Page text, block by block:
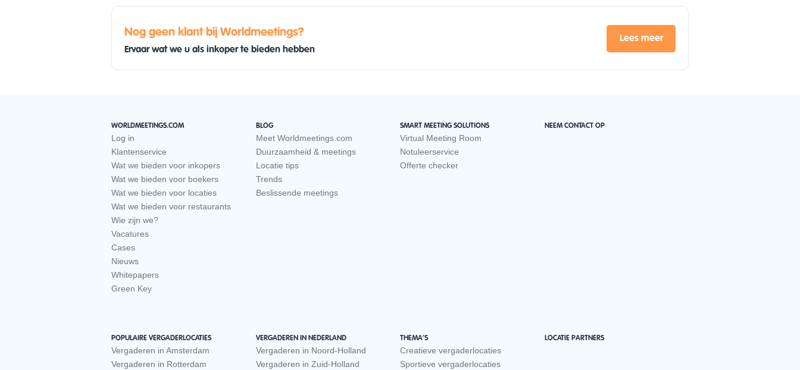
Nog geen klant bij Worldmeetings?
Ervaar wat we u als inkoper te bieden hebben
Lees meer
WORLDMEETINGS.COM
Log in
Klantenservice
Wat we bieden voor inkopers
Wat we bieden voor boekers
Wat we bieden voor locaties
Wat we bieden voor restaurants
Wie zijn we?
Vacatures
Cases
Nieuws
Whitepapers
Green Key
BLOG
Meet Worldmeetings.com
Duurzaamheid & meetings
Locatie tips
Trends
Beslissende meetings
SMART MEETING SOLUTIONS
Virtual Meeting Room
Notuleerservice
Offerte checker
NEEM CONTACT OP
POPULAIRE VERGADERLOCATIES
Vergaderen in Amsterdam
Vergaderen in Rotterdam
VERGADEREN IN NEDERLAND
Vergaderen in Noord-Holland
Vergaderen in Zuid-Holland
THEMA’S
Creatieve vergaderlocaties
Sportieve vergaderlocaties
LOCATIE PARTNERS